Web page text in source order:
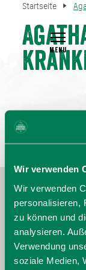
Wir verwenden
Wir verwenden
personalisieren,
zu können und
analysieren.
Verwendung
soziale Medien,
Startseite
MENU